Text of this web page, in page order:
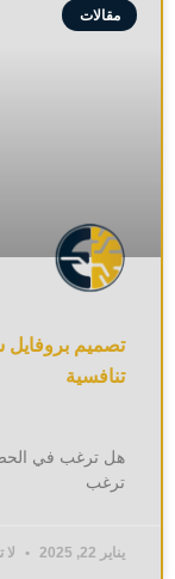
مقالات
تصميم بروفايل
تنافسية
هل ترغب في
ترغب
يناير 22, 2025